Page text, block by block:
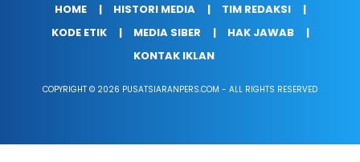
HOME HISTORI MEDIA
TIM REDAKSI
KODE ETIK
MEDIA SIBER
HAK JAWAB
KONTAK IKLAN
COPYRIGHT © 2026 PUSATSIARANPERS.COM - ALL RIGHTS RESERVED